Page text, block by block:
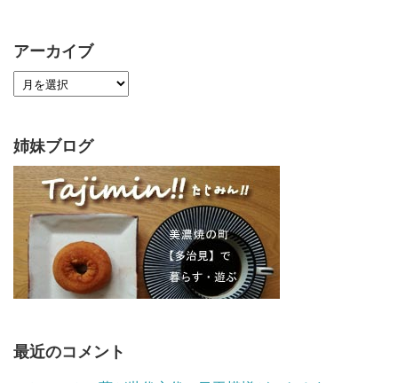
アーカイブ
姉妹ブログ
最近のコメント